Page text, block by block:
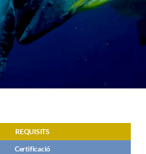
REQUISITS
Certificació